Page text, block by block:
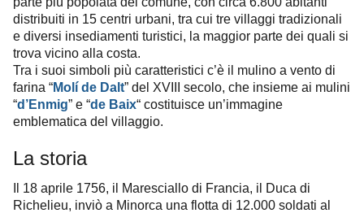
distribuiti in 15 centri urbani, tra cui tre villaggi tradizionali
e diversi insediamenti turistici, la maggior parte dei quali si
trova vicino alla costa.
Tra i suoi simboli più caratteristici c’è il mulino a vento di
farina “Molí de Dalt” del XVIII secolo, che insieme ai mulini
“d’Enmig” e “de Baix“ costituisce un’immagine
emblematica del villaggio.
La storia
Il 18 aprile 1756, il Maresciallo di Francia, il Duca di
Richelieu, inviò a Minorca una flotta di 12.000 soldati al